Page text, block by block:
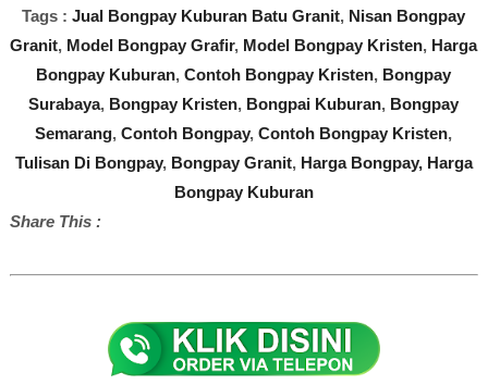
Tags :Jual Bongpay Kuburan Batu Granit, Nisan Bongpay
Granit, Model Bongpay Grafir, Model Bongpay Kristen, Harga
Bongpay Kuburan,Contoh Bongpay Kristen, Bongpay
Surabaya, Bongpay Kristen, Bongpai Kuburan, Bongpay
Semarang,Contoh Bongpay,Contoh Bongpay Kristen,
Tulisan Di Bongpay, Bongpay Granit, Harga Bongpay,Harga
Bongpay Kuburan
Share This :